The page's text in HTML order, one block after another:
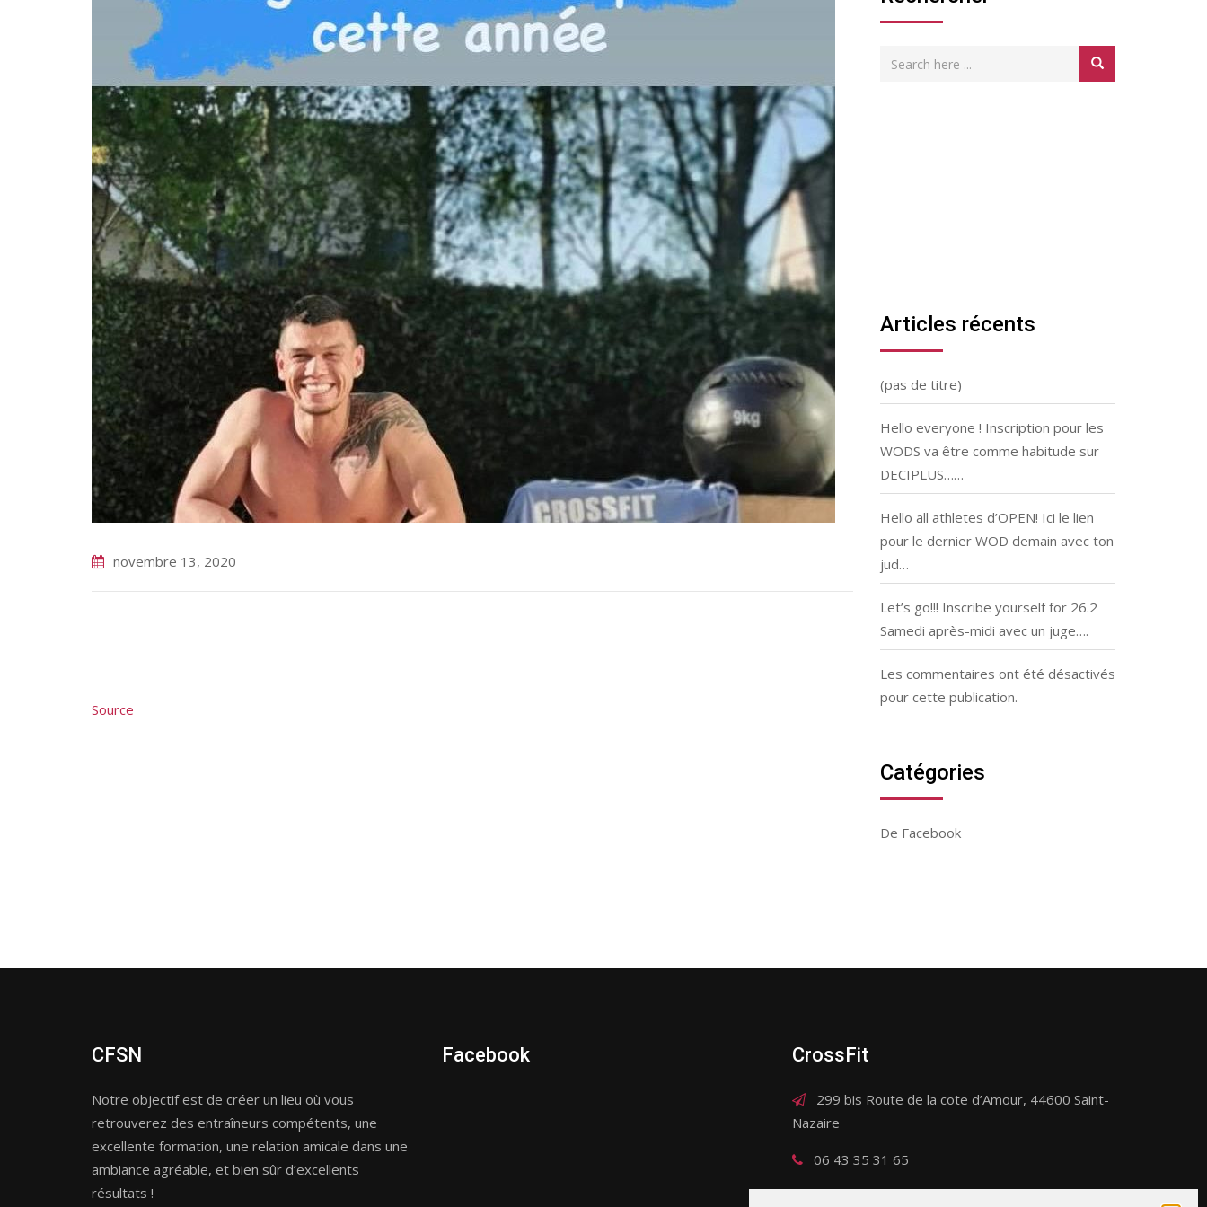
novembre 13, 2020
Source
Articles récents
(pas de titre)
Hello everyone ! Inscription pour les
WODS va être comme habitude sur
DECIPLUS……
Hello all athletes d’OPEN! Ici le lien
pour le dernier WOD demain avec ton
jud…
Let’s go!!! Inscribe yourself for 26.2
Samedi après-midi avec un juge….
Les commentaires ont été désactivés
pour cette publication.
Catégories
De Facebook
CFSN
Notre objectif est de créer un lieu où vous
retrouverez des entraîneurs compétents, une
excellente formation, une relation amicale dans une
ambiance agréable, et bien sûr d’excellents
résultats !
Facebook CrossFit
299 bis Route de la cote d’Amour, 44600 Saint-
Nazaire
06 43 35 31 65